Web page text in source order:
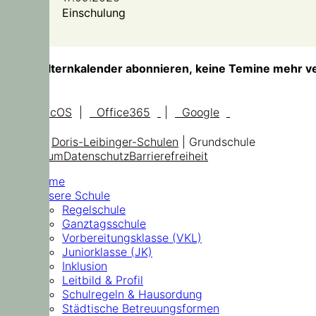
Einschulung
Elternkalender abonnieren, keine Temine mehr
iOS, macOS Office365 Google
Doris-Leibinger-Schulen | Grundschule
ImpressumDatenschutzBarrierefreiheit
Home
Unsere Schule
Regelschule
Ganztagsschule
Vorbereitungsklasse (VKL)
Juniorklasse (JK)
Inklusion
Leitbild & Profil
Schulregeln & Hausordung
Städtische Betreuungsformen